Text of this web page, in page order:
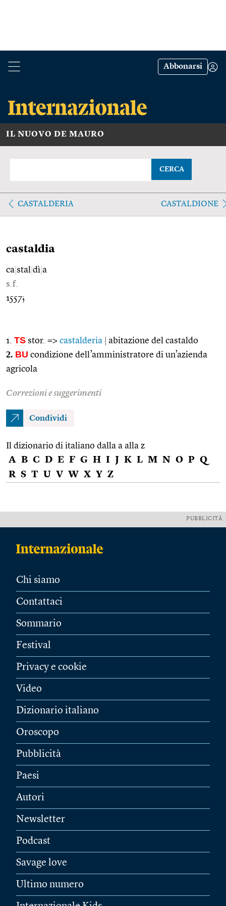
Abbonarsi
IL NUOVO DE MAURO
CERCA
CASTALDERIA CASTALDIONE
castaldia
ca stal dì a
s.f.
1557;
1. TS stor. => castalderia abitazione del castaldo
2. BU condizione dell’amministratore di un’azienda
agricola
Correzioni e suggerimenti
Condividi
Il dizionario di italiano dalla a alla z
A B C D E F G H I J K L M N O P Q
R S T U V W X Y Z
PUBBLICITÀ
Chi siamo
Contattaci
Sommario
Festival
Privacy e cookie
Video
Dizionario italiano
Oroscopo
Pubblicità
Paesi
Autori
Newsletter
Podcast
Savage love
Ultimo numero